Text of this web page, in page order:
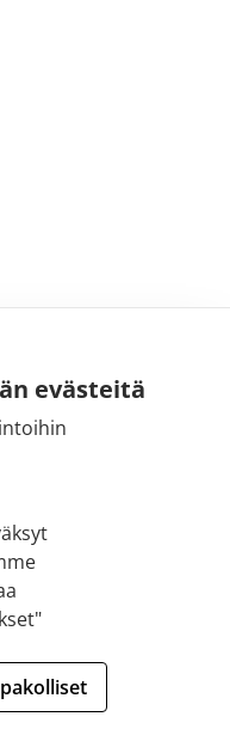
evästeitä